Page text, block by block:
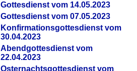
Gottesdienst vom 14.05.2023
Gottesdienst vom 07.05.2023
Konfirmationsgottesdienst vom
30.04.2023
Abendgottesdienst vom
22.04.2023
Osternachtsgottesdienst vom